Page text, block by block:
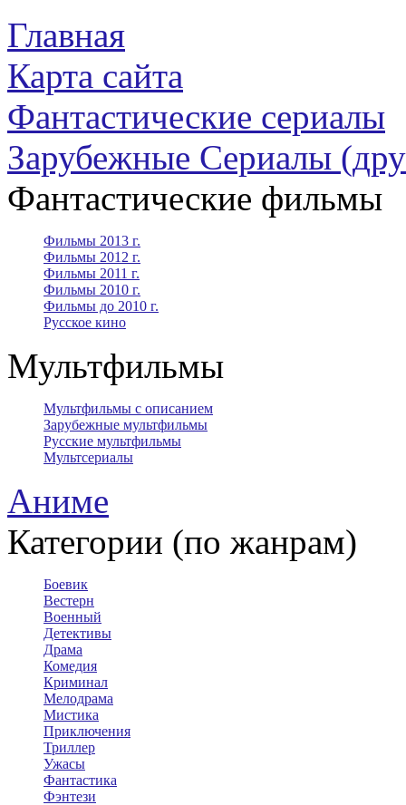
Главная
Карта сайта
Фантастические сериалы
Зарубежные Сериалы
Фантастические фильмы
Фильмы 2013 г.
Фильмы 2012 г.
Фильмы 2011 г.
Фильмы 2010 г.
Фильмы до 2010 г.
Русское кино
Мультфильмы
Мультфильмы с описанием
Зарубежные мультфильмы
Русские мультфильмы
Мультсериалы
Аниме
Категории (по жанрам)
Боевик
Вестерн
Военный
Детективы
Драма
Комедия
Криминал
Мелодрама
Мистика
Приключения
Триллер
Ужасы
Фантастика
Фэнтези